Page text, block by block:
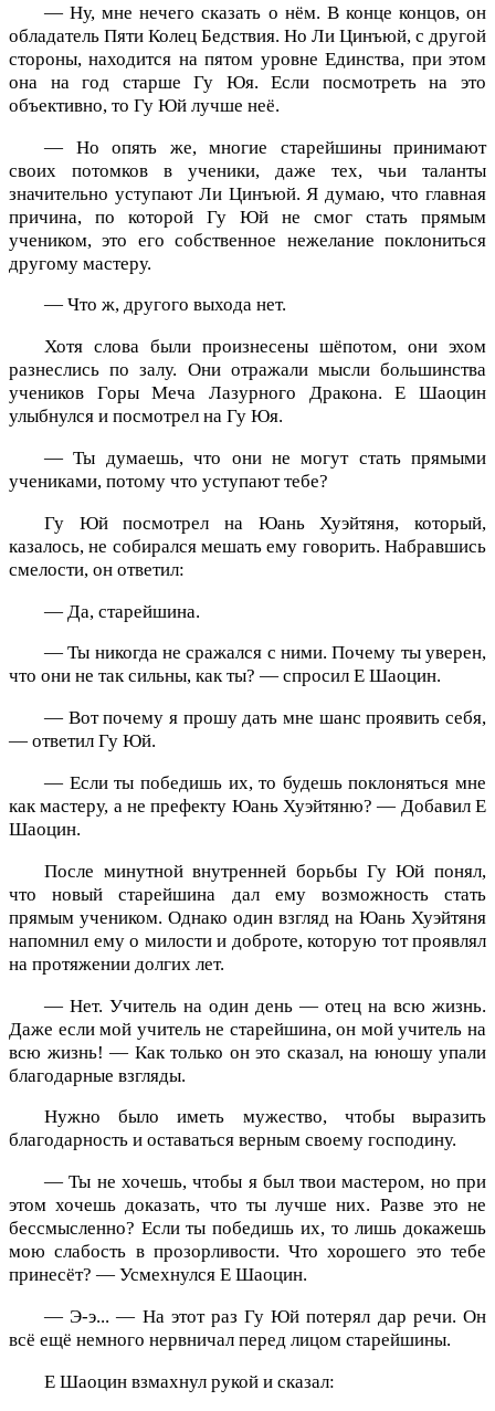
— Ну, мне нечего сказать о нём. В конце концов, он
обладатель Пяти Колец Бедствия. Но Ли Цинъюй, с другой
стороны, находится на пятом уровне Единства, при этом
она на год старше Гу Юя. Если посмотреть на это
объективно, то Гу Юй лучше неё.
— Но опять же, многие старейшины принимают
своих потомков в ученики, даже тех, чьи таланты
значительно уступают Ли Цинъюй. Я думаю, что главная
причина, по которой Гу Юй не смог стать прямым
учеником, это его собственное нежелание поклониться
другому мастеру.
— Что ж, другого выхода нет.
Хотя слова были произнесены шёпотом, они эхом
разнеслись по залу. Они отражали мысли большинства
учеников Горы Меча Лазурного Дракона. Е Шаоцин
улыбнулся и посмотрел на Гу Юя.
— Ты думаешь, что они не могут стать прямыми
учениками, потому что уступают тебе?
Гу Юй посмотрел на Юань Хуэйтяня, который,
казалось, не собирался мешать ему говорить. Набравшись
смелости, он ответил:
— Да, старейшина.
— Ты никогда не сражался с ними. Почему ты уверен,
что они не так сильны, как ты? — спросил Е Шаоцин.
— Вот почему я прошу дать мне шанс проявить себя,
— ответил Гу Юй.
— Если ты победишь их, то будешь поклоняться мне
как мастеру, а не префекту Юань Хуэйтяню? — Добавил Е
Шаоцин.
После минутной внутренней борьбы Гу Юй понял,
что новый старейшина дал ему возможность стать
прямым учеником. Однако один взгляд на Юань Хуэйтяня
напомнил ему о милости и доброте, которую тот проявлял
на протяжении долгих лет.
— Нет. Учитель на один день — отец на всю жизнь.
Даже если мой учитель не старейшина, он мой учитель на
всю жизнь! — Как только он это сказал, на юношу упали
благодарные взгляды.
Нужно было иметь мужество, чтобы выразить
благодарность и оставаться верным своему господину.
— Ты не хочешь, чтобы я был твои мастером, но при
этом хочешь доказать, что ты лучше них. Разве это не
бессмысленно? Если ты победишь их, то лишь докажешь
мою слабость в прозорливости. Что хорошего это тебе
принесёт? — Усмехнулся Е Шаоцин.
— Э-э... — На этот раз Гу Юй потерял дар речи. Он
всё ещё немного нервничал перед лицом старейшины.
Е Шаоцин взмахнул рукой и сказал: